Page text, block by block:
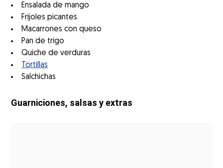
Ensalada de mango
Frijoles picantes
Macarrones con queso
Pan de trigo
Quiche de verduras
Tortillas
Salchichas
Guarniciones, salsas y extras